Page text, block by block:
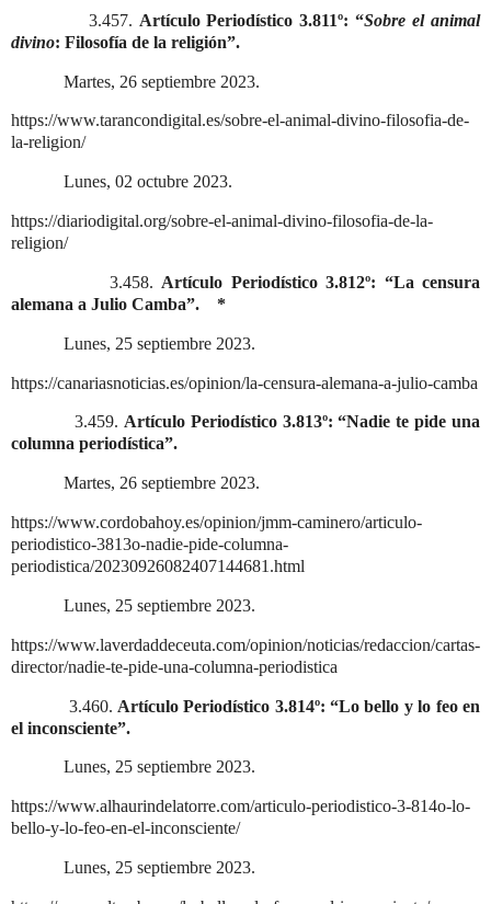
3.457. Artículo Periodístico 3.811º: “Sobre el animal
divino: Filosofía de la religión”.
Martes, 26 septiembre 2023.
https://www.tarancondigital.es/sobre-el-animal-divino-filosofia-de-
la-religion/
Lunes, 02 octubre 2023.
https://diariodigital.org/sobre-el-animal-divino-filosofia-de-la-
religion/
3.458. Artículo Periodístico 3.812º: “La censura
alemana a Julio Camba”.
*
Lunes, 25 septiembre 2023.
https://canariasnoticias.es/opinion/la-censura-alemana-a-julio-camba
3.459. Artículo Periodístico 3.813º: “Nadie te pide una
columna periodística”.
Martes, 26 septiembre 2023.
https://www.cordobahoy.es/opinion/jmm-caminero/articulo-
periodistico-3813o-nadie-pide-columna-
periodistica/20230926082407144681.html
Lunes, 25 septiembre 2023.
https://www.laverdaddeceuta.com/opinion/noticias/redaccion/cartas-
director/nadie-te-pide-una-columna-periodistica
3.460. Artículo Periodístico 3.814º: “Lo bello y lo feo en
el inconsciente”.
Lunes, 25 septiembre 2023.
https://www.alhaurindelatorre.com/articulo-periodistico-3-814o-lo-
bello-y-lo-feo-en-el-inconsciente/
Lunes, 25 septiembre 2023.